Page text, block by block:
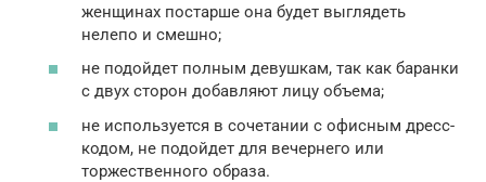
женщинах постарше она будет выглядеть
нелепо и смешно;
не подойдет полным девушкам, так как баранки
с двух сторон добавляют лицу объема;
не используется в сочетании с офисным дресс-
кодом, не подойдет для вечернего или
торжественного образа.